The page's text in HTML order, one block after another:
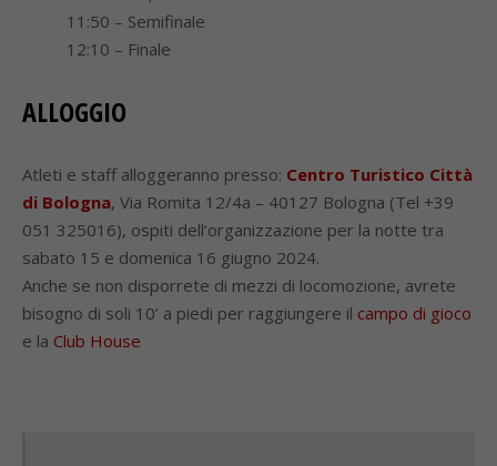
11:50 – Semifinale
12:10 – Finale
ALLOGGIO
Atleti e staff alloggeranno presso: Centro Turistico Città
di Bologna, Via Romita 12/4a – 40127 Bologna (Tel +39
051 325016), ospiti dell’organizzazione per la notte tra
sabato 15 e domenica 16 giugno 2024.
Anche se non disporrete di mezzi di locomozione, avrete
bisogno di soli 10’ a piedi per raggiungere il campo di gioco
e la Club House